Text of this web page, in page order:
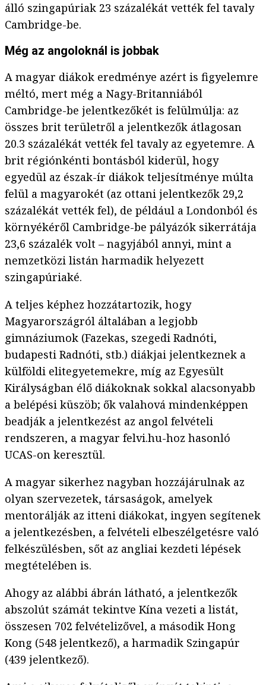
álló szingapúriak 23 százalékát vették fel tavaly
Cambridge-be.
Még az angoloknál is jobbak
A magyar diákok eredménye azért is figyelemre
méltó, mert még a Nagy-Britanniából
Cambridge-be jelentkezőkét is felülmúlja: az
összes brit területről a jelentkezők átlagosan
20.3 százalékát vették fel tavaly az egyetemre. A
brit régiónkénti bontásból kiderül, hogy
egyedül az észak-ír diákok teljesítménye múlta
felül a magyarokét (az ottani jelentkezők 29,2
százalékát vették fel), de például a Londonból és
környékéről Cambridge-be pályázók sikerrátája
23,6 százalék volt – nagyjából annyi, mint a
nemzetközi listán harmadik helyezett
szingapúriaké.
A teljes képhez hozzátartozik, hogy
Magyarországról általában a legjobb
gimnáziumok (Fazekas, szegedi Radnóti,
budapesti Radnóti, stb.) diákjai jelentkeznek a
külföldi elitegyetemekre, míg az Egyesült
Királyságban élő diákoknak sokkal alacsonyabb
a belépési küszöb; ők valahová mindenképpen
beadják a jelentkezést az angol felvételi
rendszeren, a magyar felvi.hu-hoz hasonló
UCAS-on keresztül.
A magyar sikerhez nagyban hozzájárulnak az
olyan szervezetek, társaságok, amelyek
mentorálják az itteni diákokat, ingyen segítenek
a jelentkezésben, a felvételi elbeszélgetésre való
felkészülésben, sőt az angliai kezdeti lépések
megtételében is.
Ahogy az alábbi ábrán látható, a jelentkezők
abszolút számát tekintve Kína vezeti a listát,
összesen 702 felvételizővel, a második Hong
Kong (548 jelentkező), a harmadik Szingapúr
(439 jelentkező).